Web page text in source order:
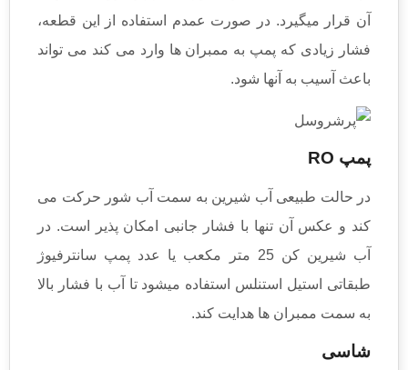
آن قرار میگیرد. در صورت عمدم استفاده از این قطعه،
فشار زیادی که پمپ به ممبران ها وارد می کند می تواند
باعث آسیب به آنها شود.
پمپ RO
در حالت طبیعی آب شیرین به سمت آب شور حرکت می
کند و عکس آن تنها با فشار جانبی امکان پذیر است. در
آب شیرین کن 25 متر مکعب یا عدد پمپ سانترفیوژ
طبقاتی استیل استنلس استفاده میشود تا آب با فشار بالا
به سمت ممبران ها هدایت کند.
شاسی